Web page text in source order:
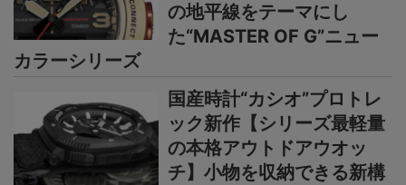
の地平線をテーマにし
た“MASTER OF G”ニュー
カラーシリーズ
国産時計“カシオ”プロトレ
ック新作【シリーズ最軽量
の本格アウトドアウオッ
チ】小物を収納できる新構